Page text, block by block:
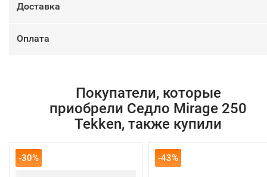
Доставка
Оплата
Покупатели, которые
приобрели Седло Mirage 250
Tekken, также купили
-30% -43%